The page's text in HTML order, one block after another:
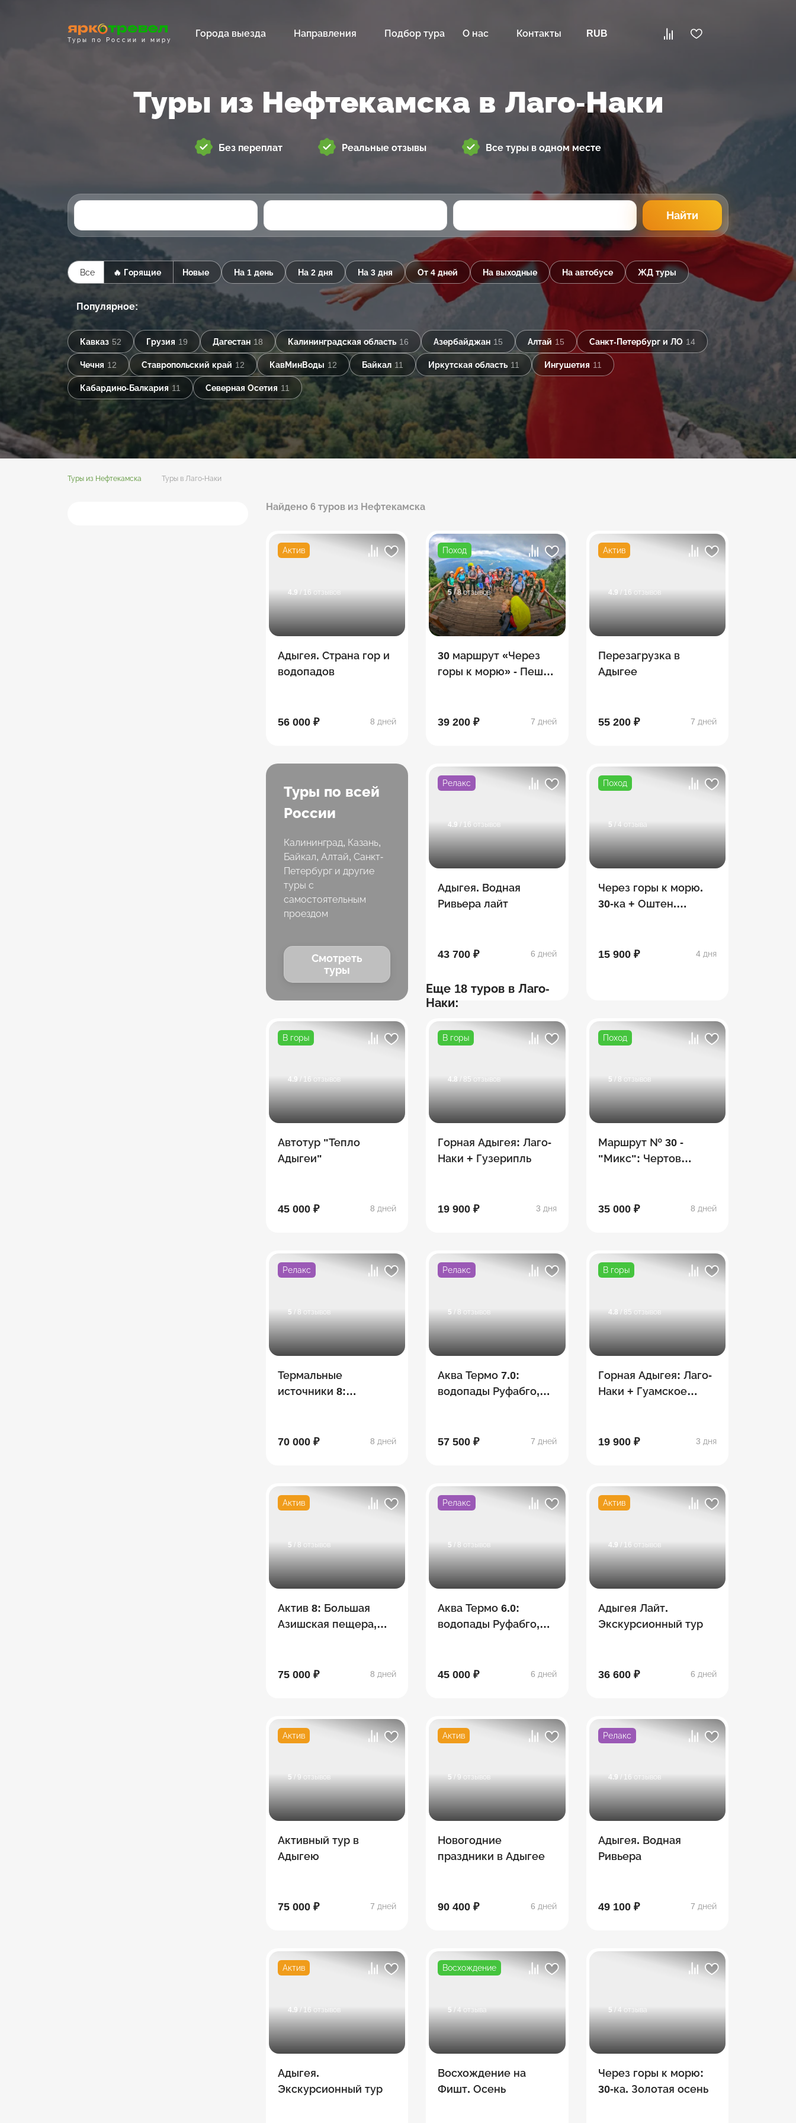
Туры по России и миру
Города выезда Направления Подбор тура О нас Контакты RUB
Туры из Нефтекамска в Лаго-Наки
Без переплат Реальные отзывы Все туры в одном месте
Найти
Все 🔥 Горящие Новые На 1 день На 2 дня На 3 дня От 4 дней На выходные На автобусе ЖД туры
Популярное:
Кавказ 52 Грузия 19 Дагестан 18 Калининградская область 16 Азербайджан 15 Алтай 15 Санкт-Петербург и ЛО 14
Чечня 12 Ставропольский край 12 КавМинВоды 12 Байкал 11 Иркутская область 11 Ингушетия 11
Кабардино-Балкария 11 Северная Осетия 11
Туры из Нефтекамска Туры в Лаго-Наки
Найдено 6 туров из Нефтекамска
Актив
4.9 / 16 отзывов
Адыгея. Страна гор и
водопадов
56 000 ₽ 8 дней
Поход
5 / 8 отзывов
30 маршрут «Через
горы к морю» - Пеший
39 200 ₽ 7 дней
Актив
4.9 / 16 отзывов
Перезагрузка в
Адыгее
55 200 ₽ 7 дней
Туры по всей
России
Калининград, Казань,
Байкал, Алтай, Санкт-
Петербург и другие
туры с
самостоятельным
проездом
Смотреть
туры
Релакс
4.9 / 16 отзывов
Адыгея. Водная
Ривьера лайт
43 700 ₽ 6 дней
Поход
5 / 4 отзыва
Через горы к морю.
30-ка + Оштен.
15 900 ₽ 4 дня
В горы
4.9 / 16 отзывов
Автотур "Тепло
Адыгеи"
45 000 ₽ 8 дней
Еще 18 туров в Лаго-
Наки:
В горы
4.8 / 85 отзывов
Горная Адыгея: Лаго-
Наки + Гузерипль
19 900 ₽ 3 дня
Поход
5 / 8 отзывов
Маршрут № 30 -
"Микс": Чертов
перевал, водопады
35 000 ₽ 8 дней
Релакс
5 / 8 отзывов
Термальные
источники 8:
эко-ферма, Лаго-Наки
70 000 ₽ 8 дней
Релакс
5 / 8 отзывов
Аква Термо 7.0:
водопады Руфабго,
термальные
57 500 ₽ 7 дней
В горы
4.8 / 85 отзывов
Горная Адыгея: Лаго-
Наки + Гуамское
19 900 ₽ 3 дня
Актив
5 / 8 отзывов
Актив 8: Большая
Азишская пещера,
Сахрайские
75 000 ₽ 8 дней
Релакс
5 / 8 отзывов
Аква Термо 6.0:
водопады Руфабго,
термальные
45 000 ₽ 6 дней
Актив
4.9 / 16 отзывов
Адыгея Лайт.
Экскурсионный тур
36 600 ₽ 6 дней
Актив
5 / 9 отзывов
Активный тур в
Адыгею
75 000 ₽ 7 дней
Актив
5 / 9 отзывов
Новогодние
праздники в Адыгее
90 400 ₽ 6 дней
Релакс
4.9 / 16 отзывов
Адыгея. Водная
Ривьера
49 100 ₽ 7 дней
Актив
4.9 / 16 отзывов
Адыгея.
Экскурсионный тур
Восхождение
5 / 4 отзыва
Восхождение на
Фишт. Осень
5 / 4 отзыва
Через горы к морю:
30-ка. Золотая осень